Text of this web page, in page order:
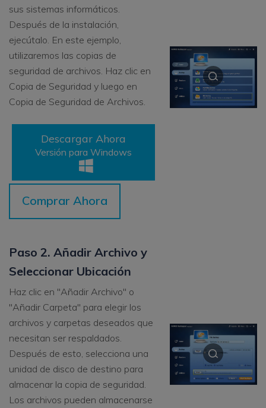
sus sistemas informáticos.
Después de la instalación,
ejecútalo. En este ejemplo,
utilizaremos las copias de
seguridad de archivos. Haz clic en
Copia de Seguridad y luego en
Copia de Seguridad de Archivos.
Descargar Ahora
Versión para Windows
Comprar Ahora
Paso 2. Añadir Archivo y
Seleccionar Ubicación
Haz clic en "Añadir Archivo" o
"Añadir Carpeta" para elegir los
archivos y carpetas deseados que
necesitan ser respaldados.
Después de esto, selecciona una
unidad de disco de destino para
almacenar la copia de seguridad.
Los archivos pueden almacenarse